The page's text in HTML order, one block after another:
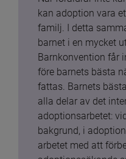
kan adoption vara
familj. I detta
barnet i en mycket
Barnkonvention får
före barnets bästa
fattas. Barnets
alla delar av det
adoptionsarbetet:
bakgrund, i
arbetet med att